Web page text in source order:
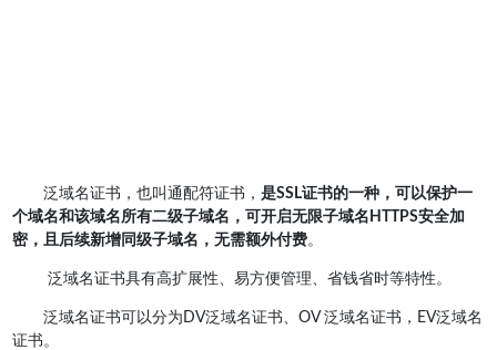
泛域名证书，也叫通配符证书， 是SSL证书的一种，可以保护一
个域名和该域名所有二级子域名，可开启无限子域名HTTPS安全加
密，且后续新增同级子域名，无需额外付费。
泛域名证书具有高扩展性、易方便管理、省钱省时等特性。
泛域名证书可以分为DV泛域名证书、OV 泛域名证书，EV泛域名
证书。